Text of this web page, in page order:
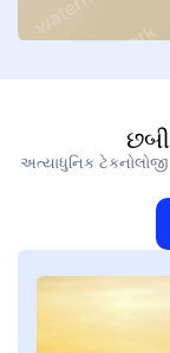
અત્યાધુનિક ટેકનોલોજી